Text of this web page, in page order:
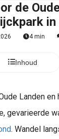
de
in
4 min
Inhoud
Landen
gevarieerde
. Wandel